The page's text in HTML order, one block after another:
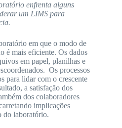
enfrenta alguns
um LIMS para
em que o modo de
é mais eficiente. Os dados
em papel, planilhas e
Os processos
para lidar com o crescente
a satisfação dos
dos colaboradores
implicações
do laboratório.